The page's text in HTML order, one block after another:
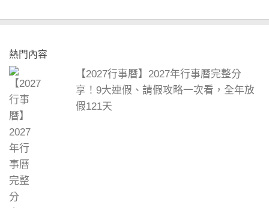
熱門內容
【2027行事曆】2027年行事曆完整分
享！9大連假、請假攻略一次看，全年放
假121天